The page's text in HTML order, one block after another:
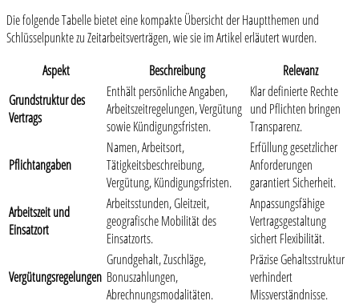
Die folgende Tabelle bietet eine kompakte Übersicht der Hauptthemen und
Schlüsselpunkte zu Zeitarbeitsverträgen, wie sie im Artikel erläutert wurden.
Aspekt
Beschreibung
Relevanz
Grundstruktur des
Vertrags
Enthält persönliche Angaben,
Arbeitszeitregelungen, Vergütung
sowie Kündigungsfristen.
Klar definierte Rechte
und Pflichten bringen
Transparenz.
Pflichtangaben
Namen, Arbeitsort,
Tätigkeitsbeschreibung,
Vergütung, Kündigungsfristen.
Erfüllung gesetzlicher
Anforderungen
garantiert Sicherheit.
Arbeitszeit und
Einsatzort
Arbeitsstunden, Gleitzeit,
geografische Mobilität des
Einsatzorts.
Anpassungsfähige
Vertragsgestaltung
sichert Flexibilität.
Vergütungsregelungen
Grundgehalt, Zuschläge,
Bonuszahlungen,
Abrechnungsmodalitäten.
Präzise Gehaltsstruktur
verhindert
Missverständnisse.